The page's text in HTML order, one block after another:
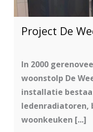
Project De
In 2000
woonstolp De
installatie
ledenradiatoren,
woonkeuken [...]